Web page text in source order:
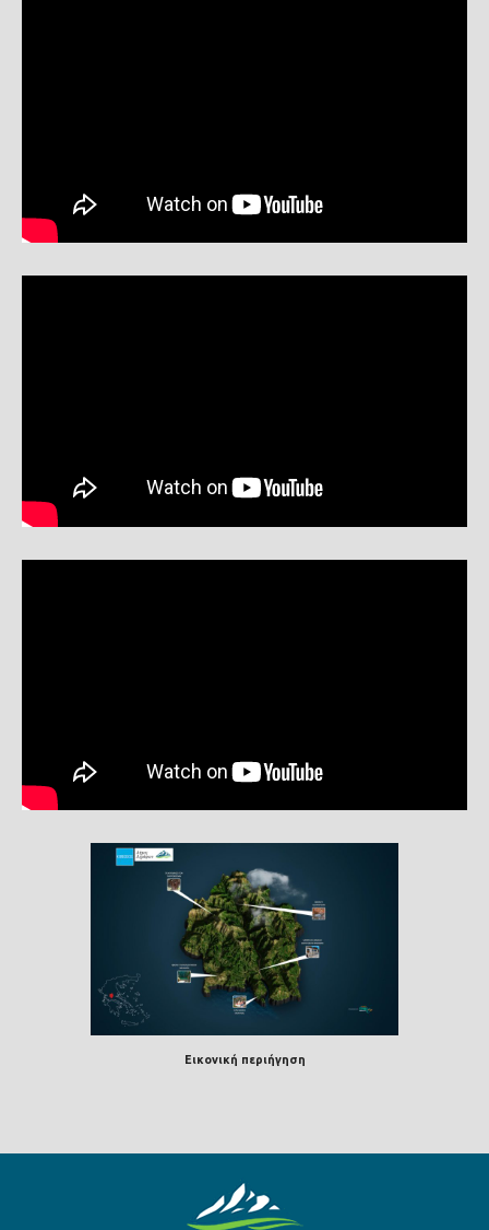
Εικονική περιήγηση